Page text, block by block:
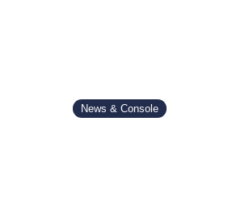
News & Console